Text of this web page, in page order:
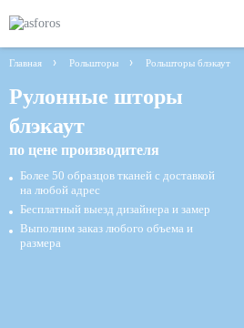
Главная Рольшторы Рольшторы блэкаут
Рулонные шторы
блэкаут
по цене производителя
Более 50 образцов тканей с доставкой
на любой адрес
Бесплатный выезд дизайнера и замер
Выполним заказ любого объема и
размера